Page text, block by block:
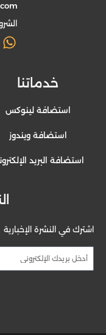
خدماتنا
استضافة لينوكس
استضافة ويندوز
استضافة البريد
اشترك في النشرة الإخبارية